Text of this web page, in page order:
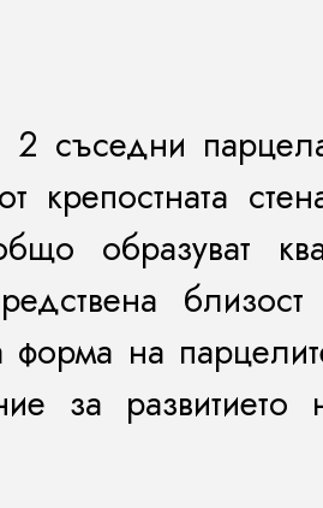
2 съседни
образуват
форма на
за развитието